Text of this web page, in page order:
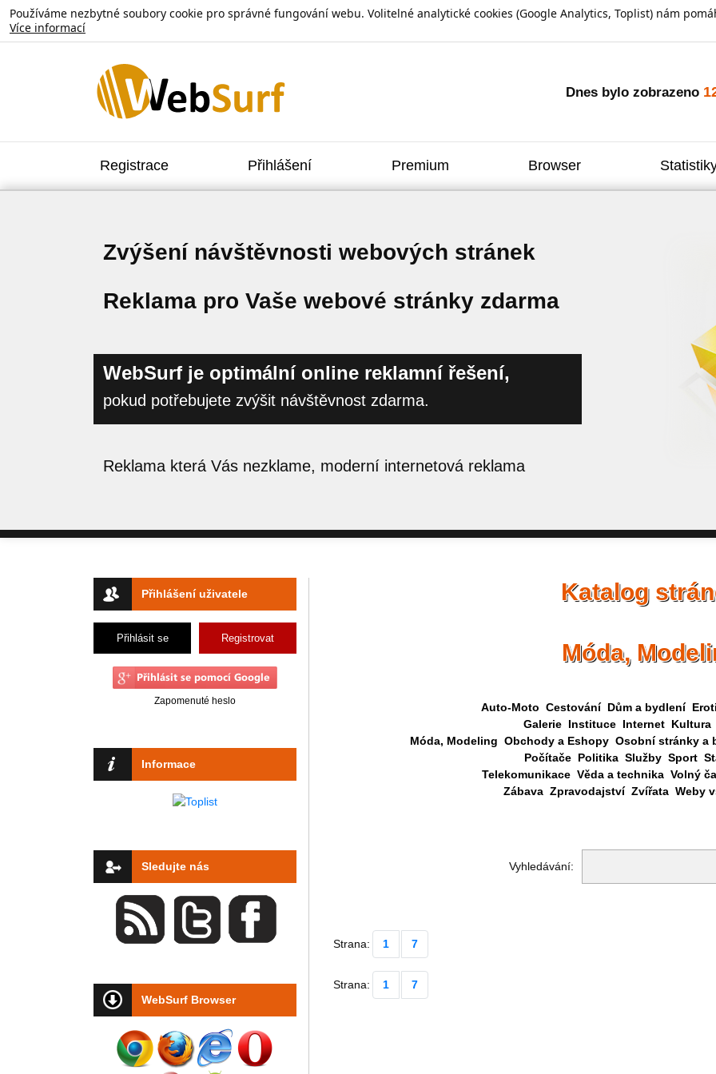
Používáme nezbytné soubory cookie pro správné fungování webu. Volitelné analytické cookies (Google Analytics, Toplist) nám
Více informací
Dnes bylo zobrazeno
Registrace Přihlášení Premium Browser
Zvýšení návštěvnosti webových stránek
Reklama pro Vaše webové stránky zdarma
WebSurf je optimální online reklamní řešení,
pokud potřebujete zvýšit návštěvnost zdarma.
Reklama která Vás nezklame, moderní internetová reklama
Přihlášení uživatele
Přihlásit se Registrovat
Zapomenuté heslo
Informace
Sledujte nás
WebSurf Browser
Katalog
Móda,
Auto-Moto Cestování Dům a bydlení
Galerie Instituce Internet Kultura
Móda, Modeling Obchody a Eshopy Osobní stránky a
Počítače Politika Služby Sport
Telekomunikace Věda a technika Volný
Zábava Zpravodajství Zvířata Weby
Vyhledávání:
Strana: 1 7
Strana: 1 7